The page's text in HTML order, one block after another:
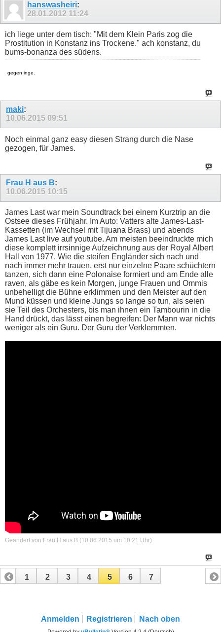
hanswasheiri:
28.01.2012 11:24
ich liege unter dem tisch: "Mit dem Klein Paris zog die
Prostitution in Konstanz ins Trockene." ach konstanz, du
bums-bonanza des südens.
gegen inge.
maki:
10.06.2015 09:51
Noch einmal ganz easy diesen Strang durch die Nase
gezogen, für James.
Frau H aus B:
10.06.2015 10:15
James Last war mein Soundtrack bei einem Kurztrip an die
Ostsee dieses Frühjahr. Im Auto: Vatters alte James-Last-
Kassetten (im Wechsel mit Tijuana Brass) und abends
James Last live auf youtube. Am meisten beeindruckte mich
diese komplett irrsinnige Aufzeichnung aus der Royal Albert
Hall von 1977. Wie die steifen Engländer sich nach und
nach immer mehr trauen, erst nur einzelne Paare schüchtern
tanzen, sich dann eine Polonaise formiert und am Ende alle
raven, als gäbe es kein Morgen, junge Frauen und Ommis
unbehelligt die Bühne erklimmen und den Meister auf den
Mund küssen und kleine Jungs so lange so tun, als seien
sie Teil des Orchesters, bis man ihnen ein Tambourin in die
Hand drückt, das lässt einen begreifen: Der Mann war nichts
weniger als ein Guru. Der Guru der Verklemmten.
Geändert von Frau H aus B (10.06.2015 um 10:21 Uhr)
1 2 3 4 5 6 7
Anmelden Registrieren Nach oben